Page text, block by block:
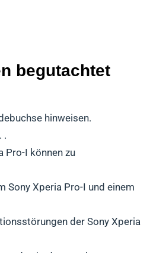
begutachtet
hinweisen.
.
Pro-I können zu
Sony Xperia Pro-I und einem
der Sony Xperia